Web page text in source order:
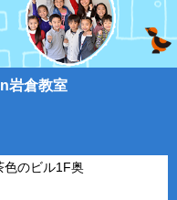
岩倉教室
のビル1F奥